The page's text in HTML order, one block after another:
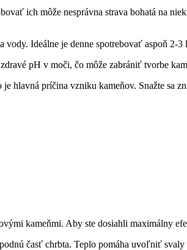
ich môže nesprávna strava bohatá na
Ideálne je denne spotrebovať aspoň 2-3
pH v moči, čo môže zabrániť tvorbe
hlavná príčina vzniku kameňov. Snažte sa
kameňmi. Aby ste dosiahli maximálny
časť chrbta. Teplo pomáha uvoľniť